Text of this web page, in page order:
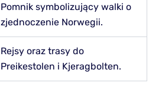
Pomnik symbolizujący walki o
zjednoczenie Norwegii.
Rejsy oraz trasy do
Preikestolen i Kjeragbolten.